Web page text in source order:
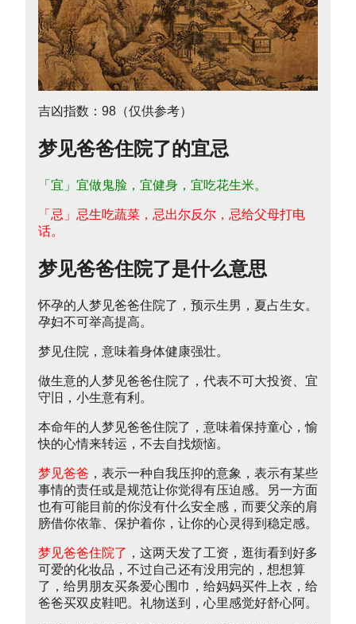
吉凶指数：98（仅供参考）
梦见爸爸住院了的宜忌
「宜」宜做鬼脸，宜健身，宜吃花生米。
「忌」忌生吃蔬菜，忌出尔反尔，忌给父母打电
话。
梦见爸爸住院了是什么意思
怀孕的人梦见爸爸住院了，预示生男，夏占生女。
孕妇不可举高提高。
梦见住院，意味着身体健康强壮。
做生意的人梦见爸爸住院了，代表不可大投资、宜
守旧，小生意有利。
本命年的人梦见爸爸住院了，意味着保持童心，愉
快的心情来转运，不去自找烦恼。
梦见爸爸 ，表示一种自我压抑的意象，表示有某些
事情的责任或是规范让你觉得有压迫感。另一方面
也有可能目前的你没有什么安全感，而要父亲的肩
膀借你依靠、保护着你，让你的心灵得到稳定感。
梦见爸爸住院了 ，这两天发了工资，逛街看到好多
可爱的化妆品，不过自己还有没用完的，想想算
了，给男朋友买条爱心围巾，给妈妈买件上衣，给
爸爸买双皮鞋吧。礼物送到，心里感觉好舒心阿。